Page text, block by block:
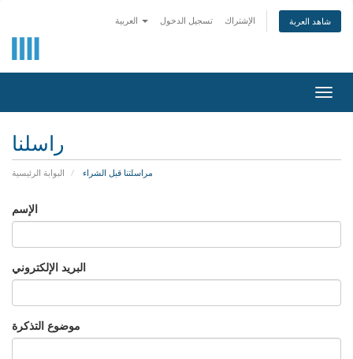
تسجيل الدخول الإشتراك شاهد العربة
راسلنا
البوابة الرئيسية مراسلتنا قبل الشراء
الإسم
البريد الإلكتروني
موضوع التذكرة